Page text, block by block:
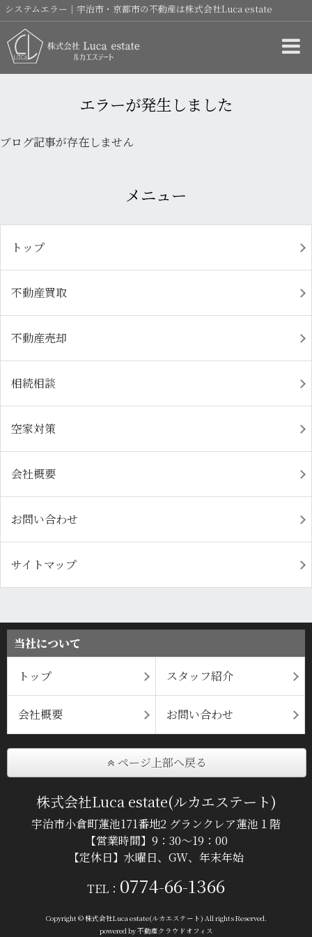
システムエラー｜宇治市・京都市の不動産は株式会社Luca estate
エラーが発生しました
ブログ記事が存在しません
メニュー
トップ
不動産買取
不動産売却
相続相談
空家対策
会社概要
お問い合わせ
サイトマップ
当社について
トップ スタッフ紹介
会社概要 お問い合わせ
ページ上部へ戻る
株式会社Luca estate(ルカエステート)
宇治市小倉町蓮池171番地2 グランクレア蓮池１階
【営業時間】9：30～19：00
【定休日】水曜日、GW、年末年始
TEL： 0774-66-1366
Copyright © 株式会社Luca estate(ルカエステート) All rights Reserved.
powered by 不動産クラウドオフィス